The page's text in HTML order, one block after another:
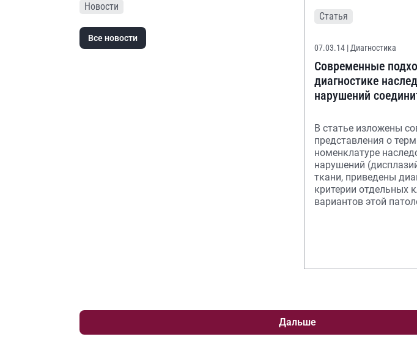
Новости
Все новости
Статья
07.03.14 | Диагностика
Современные
диагностике
нарушений
В статье изложены
представления о
номенклатуре
нарушений
ткани, приведены
критерии отдельных
вариантов этой
Дальше